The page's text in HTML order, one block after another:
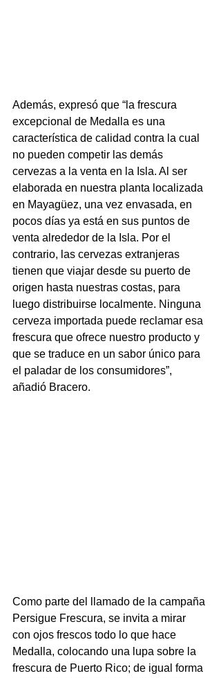
Además, expresó que “la frescura
excepcional de Medalla es una
característica de calidad contra la cual
no pueden competir las demás
cervezas a la venta en la Isla. Al ser
elaborada en nuestra planta localizada
en Mayagüez, una vez envasada, en
pocos días ya está en sus puntos de
venta alrededor de la Isla. Por el
contrario, las cervezas extranjeras
tienen que viajar desde su puerto de
origen hasta nuestras costas, para
luego distribuirse localmente. Ninguna
cerveza importada puede reclamar esa
frescura que ofrece nuestro producto y
que se traduce en un sabor único para
el paladar de los consumidores”,
añadió Bracero.
Como parte del llamado de la campaña
Persigue Frescura, se invita a mirar
con ojos frescos todo lo que hace
Medalla, colocando una lupa sobre la
frescura de Puerto Rico; de igual forma